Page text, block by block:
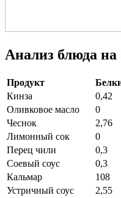
Анализ блюда на
Продукт
Кинза
0,42
Оливковое масло
0
Чеснок
2,76
Лимонный сок
0
Перец чили
0,3
Соевый соус
0,3
Кальмар
108
Устричный соус
2,55